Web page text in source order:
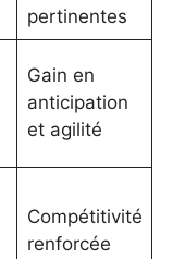
pertinentes
Gain en
anticipation
et agilité
Compétitivité
renforcée